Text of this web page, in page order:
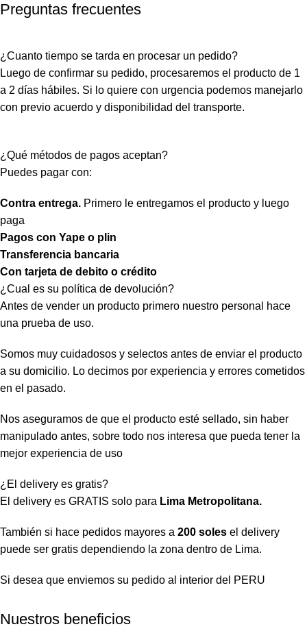
Preguntas frecuentes
¿Cuanto tiempo se tarda en procesar un pedido?
Luego de confirmar su pedido, procesaremos el producto de 1
a 2 días hábiles. Si lo quiere con urgencia podemos manejarlo
con previo acuerdo y disponibilidad del transporte.
¿Qué métodos de pagos aceptan?
Puedes pagar con:
Contra entrega. Primero le entregamos el producto y luego
paga
Pagos con Yape o plin
Transferencia bancaria
Con tarjeta de debito o crédito
¿Cual es su política de devolución?
Antes de vender un producto primero nuestro personal hace
una prueba de uso.
Somos muy cuidadosos y selectos antes de enviar el producto
a su domicilio. Lo decimos por experiencia y errores cometidos
en el pasado.
Nos aseguramos de que el producto esté sellado, sin haber
manipulado antes, sobre todo nos interesa que pueda tener la
mejor experiencia de uso
¿El delivery es gratis?
El delivery es GRATIS solo para Lima Metropolitana.
También si hace pedidos mayores a 200 soles el delivery
puede ser gratis dependiendo la zona dentro de Lima.
Si desea que enviemos su pedido al interior del PERU
Nuestros beneficios